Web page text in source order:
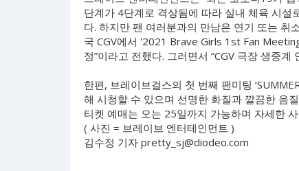
단계가 4단계로 격상됨에 따라 실내 체육 시설
다. 하지만 팬 여러분과의 만남은 연기 또는 취
국 CGV에서 '2021 Brave Girls 1st Fan
정”이라고 전했다. 그러면서 “CGV 극장 생중
한편, 브레이브걸스의 첫 번째 팬미팅
해 시청할 수 있으며 선명한 화질과 깔끔한 음
티켓 예매는 오는 25일까지 가능하며 자세한
( 사진 = 브레이브 엔터테인먼트 )
김수정 기자 pretty_sj@diodeo.com